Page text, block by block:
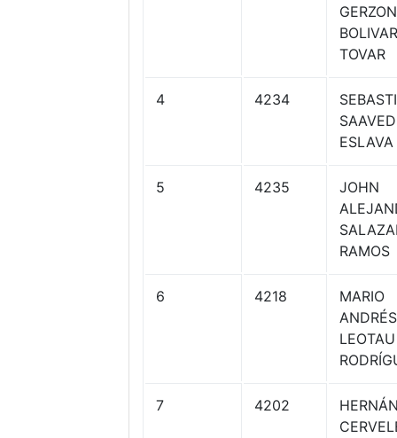
GERZON
BOLIVAR
TOVAR
4 4234
ESLAVA
5 4235
JOHN
RAMOS
6 4218
MARIO
ANDRÉS
LEOTAU
7 4202